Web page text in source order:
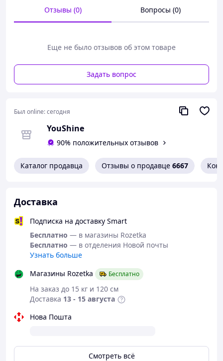
Отзывы (0) Вопросы (0)
Еще не было отзывов об этом товаре
Задать вопрос
Был online:сегодня
YouShine
90% положительных отзывов
Каталог продавца Отзывы о продавце 6667
Доставка
Подписка на доставку Smart
Бесплатно — в магазины Rozetka
Бесплатно — в отделения Новой почты
Узнать больше
Магазины Rozetka
Бесплатно
На заказ до 15 кг и 120 см
Доставка 13 - 15 августа
Нова Пошта
Смотреть всё